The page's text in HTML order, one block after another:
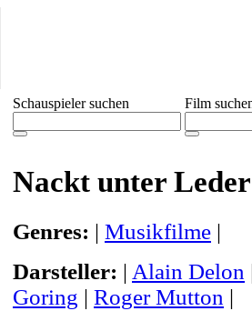
Schauspieler suchen Film
Nackt unter Leder
Genres: | Musikfilme |
Darsteller: | Alain Delon
Goring | Roger Mutton |